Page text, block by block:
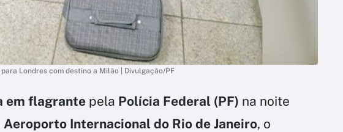
Londres com destino a Milão | Divulgação/PF
em flagrante pela Polícia Federal (PF) na noite
Aeroporto Internacional do Rio de Janeiro, o